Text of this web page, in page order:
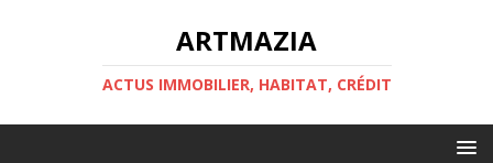
ARTMAZIA
ACTUS IMMOBILIER, HABITAT, CRÉDIT